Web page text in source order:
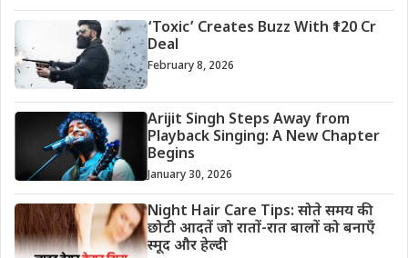
‘Toxic’ Creates Buzz With ₹120 Cr
Deal
February 8, 2026
Arijit Singh Steps Away from
Playback Singing: A New Chapter
Begins
January 30, 2026
Night Hair Care Tips: सोते समय की
छोटी आदतें जो रातों-रात बालों को बनाएँ
स्मूद और हेल्दी